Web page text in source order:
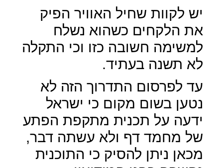
יש לקוות שחיל האוויר הפיק
את הלקחים כשהוא נשלח
למשימה חשובה כזו וכי התקלה
לא תשנה בעתיד.
עד לפרסום התדרוך הזה לא
נטען בשום מקום כי ישראל
ידעה על תכנית מתקפת הפתע
של מחמד דף ולא עשתה דבר,
מכאן ניתן להסיק כי התוכנית